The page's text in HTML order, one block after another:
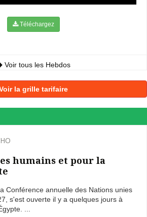
Téléchargez
Voir tous les Hebdos
la grille tarifaire
humains et pour la
Conférence annuelle des Nations unies
s'est ouverte il y a quelques jours à
...